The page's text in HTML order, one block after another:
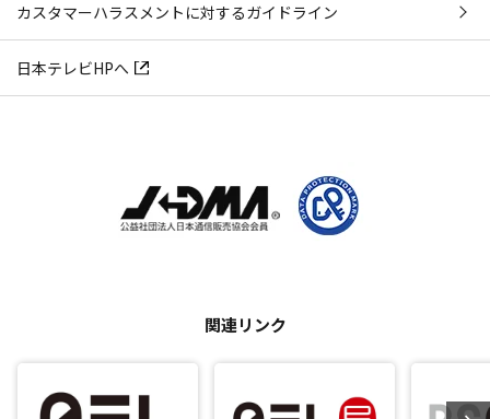
カスタマーハラスメントに対するガイドライン
日本テレビHPへ
関連リンク